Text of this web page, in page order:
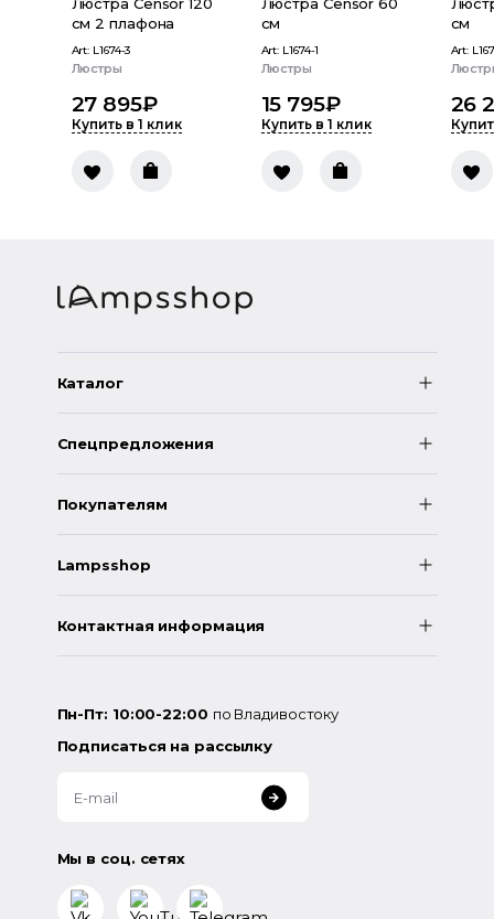
см 2 плафона
Art: L1674-3
Люстры
27 895₽
Купить в 1 клик
см
Art: L1674-1
Люстры
15 795₽
Купить в 1 клик
см
Art:
26
Каталог
Спецпредложения
Покупателям
Lampsshop
Контактная информация
Пн-Пт: 10:00-22:00 по Владивостоку
Подписаться на рассылку
Мы в соц. сетях